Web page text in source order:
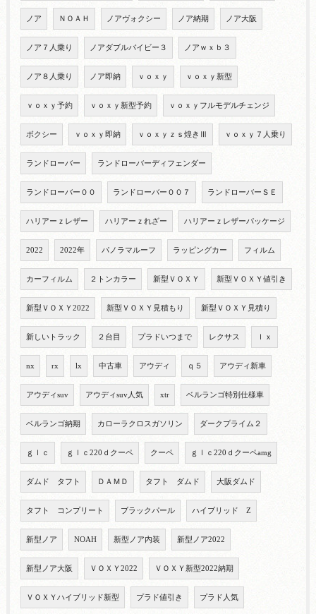
ノア ＮＯＡＨ ノアヴォクシー ノア納期 ノア大阪
ノア７人乗り ノアダブルバイビー３ ノアｗｘｂ３
ノア８人乗り ノア即納 ｖｏｘｙ ｖｏｘｙ新型
ｖｏｘｙ予約 ｖｏｘｙ新型予約 ｖｏｘｙフルモデルチェンジ
ボクシー ｖｏｘｙ即納 ｖｏｘｙｚｓ煌きⅢ ｖｏｘｙ７人乗り
ランドローバー ランドローバーディフェンダー
ランドローバー００ ランドローバー００７ ランドローバーＳＥ
ハリアーｚレザー ハリアーｚれざー ハリアーｚレザーパッケージ
2022 2022年 パノラマルーフ ラッピングカー フィルム
カーフィルム ２トンカラー 新型ＶＯＸＹ 新型ＶＯＸＹ値引き
新型ＶＯＸＹ2022 新型ＶＯＸＹ見積もり 新型ＶＯＸＹ見積り
新しいトラック ２台目 プラドいつまで レクサス ｌｘ
nx rx lx 中古車 アウディ ｑ５ アウディ新車
アウディsuv アウディsuv人気 xtr ベルランゴ特別仕様車
ベルランゴ納期 カローラクロスガソリン ダークプライム２
ｇｌｃ ｇｌｃ220ｄクーペ クーペ ｇｌｃ220ｄクーペamg
ダムド タフト ＤＡＭＤ タフト ダムド 大阪ダムド
タフト コンプリート ブラックパール ハイブリッド Z
新型ノア NOAH 新型ノア内装 新型ノア2022
新型ノア大阪 ＶＯＸＹ2022 ＶＯＸＹ新型2022納期
ＶＯＸＹハイブリッド新型 プラド値引き プラド人気